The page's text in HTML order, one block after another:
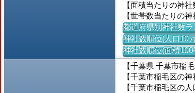
【面積当たりの神
【世帯数当たりの
都道府県別神社数ラ
神社数順位(人口10
神社数順位(面積
【千葉県 千葉市稲
【千葉市稲毛区の
【千葉市稲毛区の人